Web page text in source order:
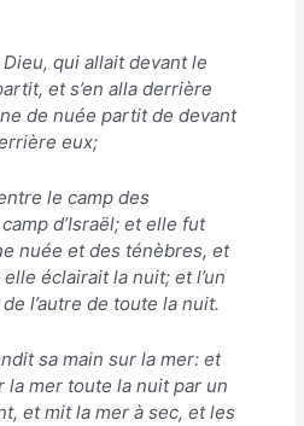
Dieu, qui allait devant le
et s’en alla derrière
de nuée partit de devant
eux;
le camp des
d’Israël; et elle fut
nuée et des ténèbres, et
éclairait la nuit; et l’un
de l’autre de toute la nuit.
sa main sur la mer: et
la mer toute la nuit par un
et mit la mer à sec, et les